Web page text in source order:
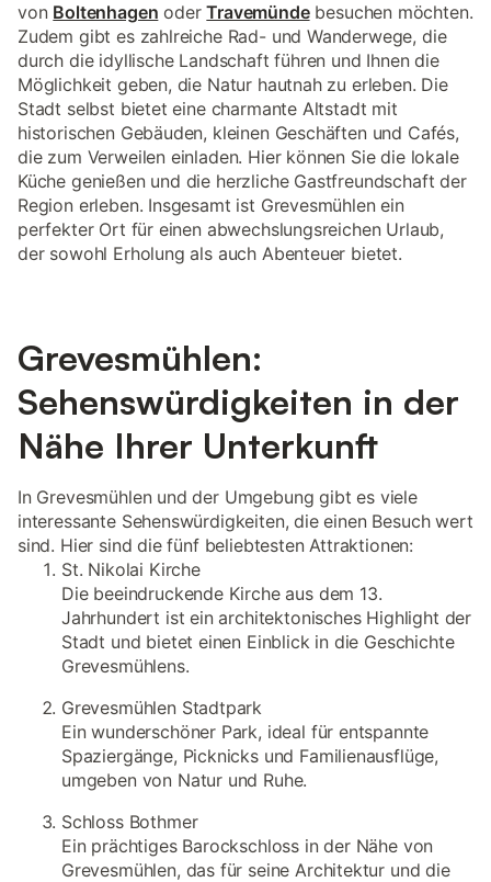
von Boltenhagen oderTravemündebesuchen möchten.
Zudem gibt es zahlreiche Rad- und Wanderwege, die
durch die idyllische Landschaft führen und Ihnen die
Möglichkeit geben, die Natur hautnah zu erleben. Die
Stadt selbst bietet eine charmante Altstadt mit
historischen Gebäuden, kleinen Geschäften und Cafés,
die zum Verweilen einladen. Hier können Sie die lokale
Küche genießen und die herzliche Gastfreundschaft der
Region erleben. Insgesamt ist Grevesmühlen ein
perfekter Ort für einen abwechslungsreichen Urlaub,
der sowohl Erholung als auch Abenteuer bietet.
Grevesmühlen:
Sehenswürdigkeiten in der
Nähe Ihrer Unterkunft
In Grevesmühlen und der Umgebung gibt es viele
interessante Sehenswürdigkeiten, die einen Besuch wert
sind. Hier sind die fünf beliebtesten Attraktionen:
St. Nikolai Kirche
Die beeindruckende Kirche aus dem 13.
Jahrhundert ist ein architektonisches Highlight der
Stadt und bietet einen Einblick in die Geschichte
Grevesmühlens.
Grevesmühlen Stadtpark
Ein wunderschöner Park, ideal für entspannte
Spaziergänge, Picknicks und Familienausflüge,
umgeben von Natur und Ruhe.
Schloss Bothmer
Ein prächtiges Barockschloss in der Nähe von
Grevesmühlen, das für seine Architektur und die